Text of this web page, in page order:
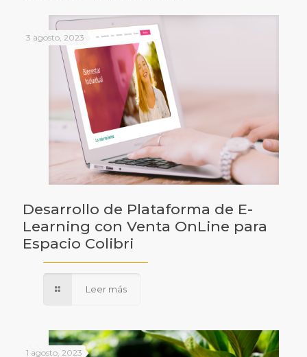
3 agosto, 2023
Desarrollo de Plataforma de E-
Learning con Venta OnLine para
Espacio Colibri
Leer más
1 agosto, 2023